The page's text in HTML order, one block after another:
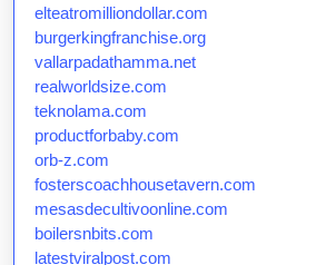
elteatromilliondollar.com
burgerkingfranchise.org
vallarpadathamma.net
realworldsize.com
teknolama.com
productforbaby.com
orb-z.com
fosterscoachhousetavern.com
mesasdecultivoonline.com
boilersnbits.com
latestviralpost.com